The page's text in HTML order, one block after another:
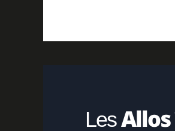
LesAllos